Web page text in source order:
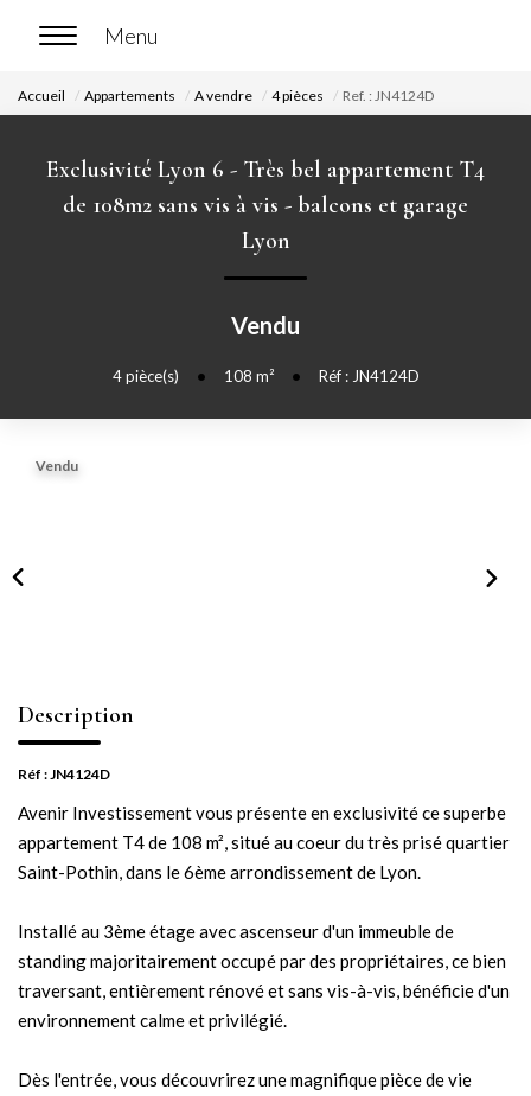
ACCUEIL
ACHETER
Nos biens en vente
Chasse immobilière
LOUER
VENDRE
CONTACT
Accueil Appartements A vendre 4 pièces Ref. : JN4124D
Exclusivité Lyon 6 - Très bel appartement T4
de 108m2 sans vis à vis - balcons et garage
Lyon
Vendu
4pièce(s) • 108 m² • Réf : JN4124D
Vendu
Description
Réf : JN4124D
Avenir Investissement vous présente en exclusivité ce superbe
appartement T4 de 108 m², situé au coeur du très prisé quartier
Saint-Pothin, dans le 6ème arrondissement de Lyon.
Installé au 3ème étage avec ascenseur d'un immeuble de
standing majoritairement occupé par des propriétaires, ce bien
traversant, entièrement rénové et sans vis-à-vis, bénéficie d'un
environnement calme et privilégié.
Dès l'entrée, vous découvrirez une magnifique pièce de vie